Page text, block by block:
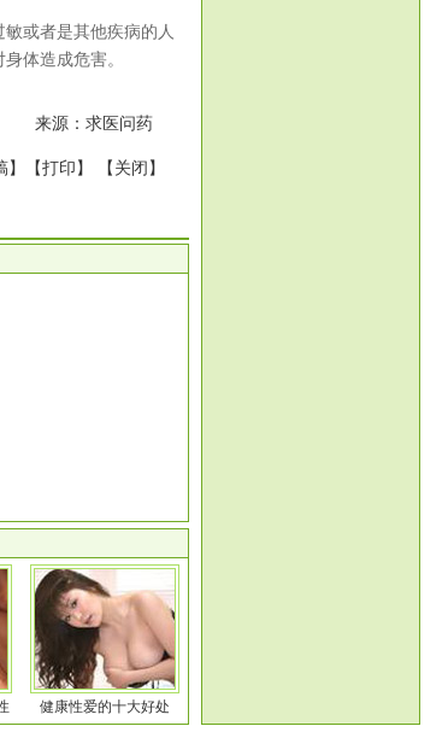
或者是其他疾病的人
体造成危害。
来源：求医问药
】【打印 】 【 关闭 】
健康性爱的十大好处